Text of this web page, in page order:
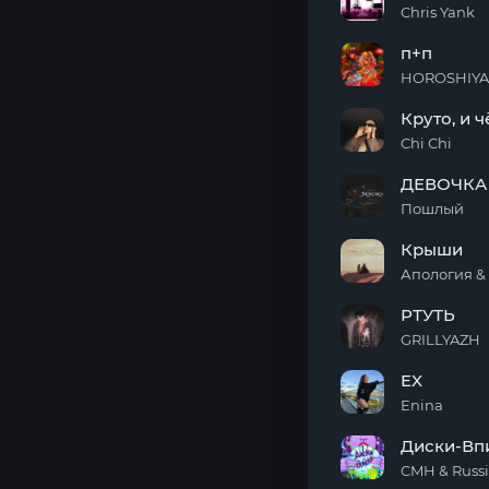
by
круто
внутри
Chris Yank
п+п
и чё?
Круто, и
Chi Chi
RUSSIA
ДЕВОЧКА
Пошлый
Крыши
Апология
РТУТЬ
GRILLYAZH
EX
Enina
Диски-
CMH &